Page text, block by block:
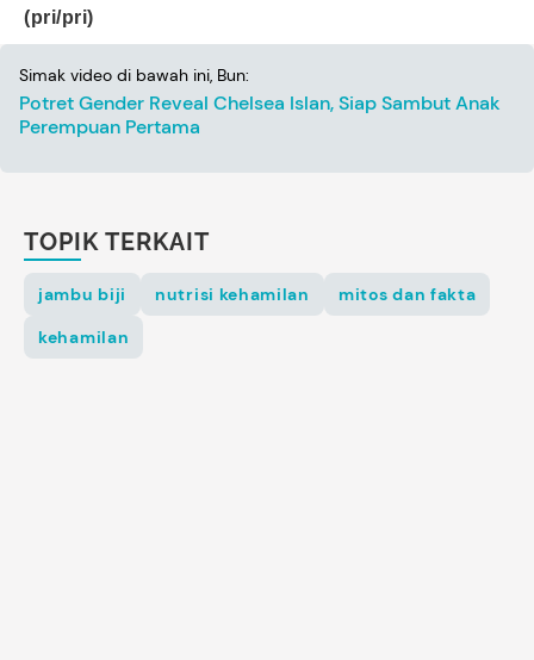
(pri/pri)
Simak video di bawah ini, Bun:
Potret Gender Reveal Chelsea Islan, Siap Sambut Anak
Perempuan Pertama
TOPIK TERKAIT
jambu biji nutrisi kehamilan
mitos dan fakta
kehamilan